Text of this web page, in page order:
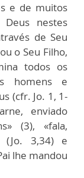
e de muitos
nestes
de Seu
o Seu Filho,
todos os
homens e
(cfr. Jo. 1, 1-
enviado
(3), «fala,
(Jo. 3,34) e
lhe mandou